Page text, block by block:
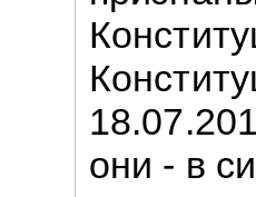
они - в